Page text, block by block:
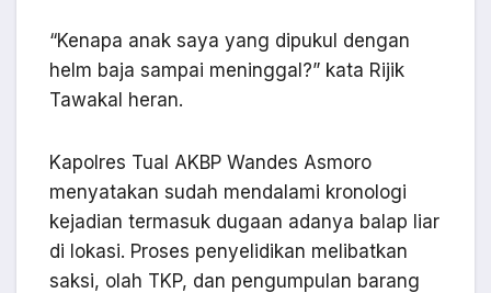
“Kenapa anak saya yang dipukul dengan
helm baja sampai meninggal?” kata Rijik
Tawakal heran.
Kapolres Tual AKBP Wandes Asmoro
menyatakan sudah mendalami kronologi
kejadian termasuk dugaan adanya balap liar
di lokasi. Proses penyelidikan melibatkan
saksi, olah TKP, dan pengumpulan barang